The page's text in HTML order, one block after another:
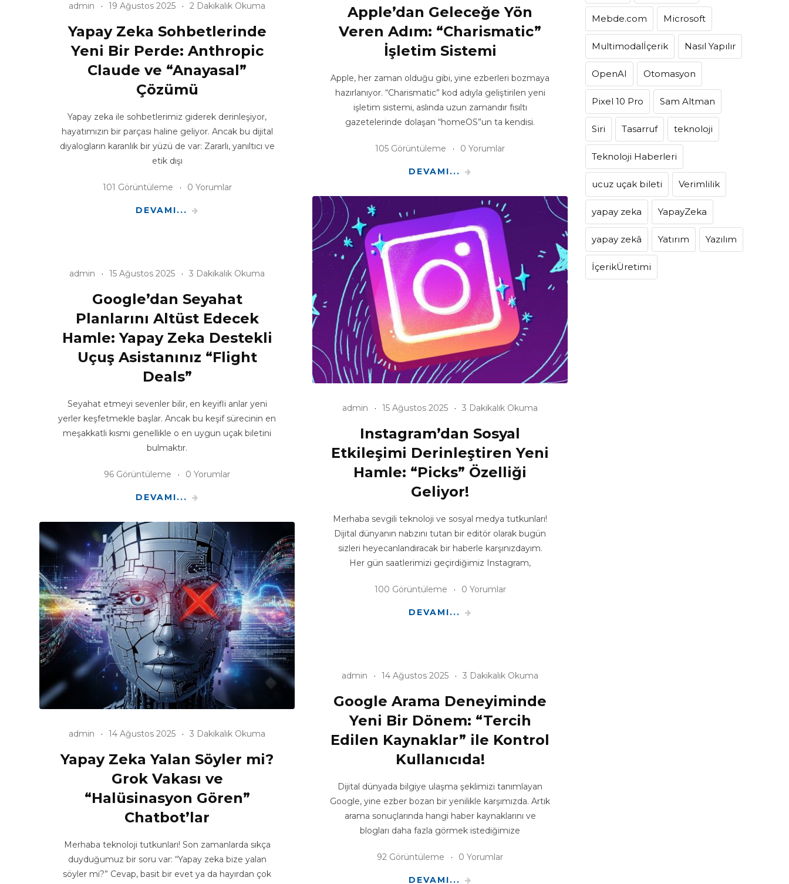
Apple’dan Geleceğe Yön
Veren Adım: “Charismatic”
İşletim Sistemi
Apple, her zaman olduğu gibi, yine ezberleri bozmaya
hazırlanıyor. “Charismatic” kod adıyla geliştirilen yeni
işletim sistemi, aslında uzun zamandır fısıltı
gazetelerinde dolaşan “homeOS”un ta kendisi.
105 Görüntüleme 0 Yorumlar
DEVAMI...
admin 19 Ağustos 2025 2 Dakikalık Okuma
Yapay Zeka Sohbetlerinde
Yeni Bir Perde: Anthropic
Claude ve “Anayasal”
Çözümü
Yapay zeka ile sohbetlerimiz giderek derinleşiyor,
hayatımızın bir parçası haline geliyor. Ancak bu dijital
diyalogların karanlık bir yüzü de var: Zararlı, yanıltıcı ve
etik dışı
101 Görüntüleme 0 Yorumlar
DEVAMI...
admin 15 Ağustos 2025 3 Dakikalık Okuma
Instagram’dan Sosyal
Etkileşimi Derinleştiren Yeni
Hamle: “Picks” Özelliği
Geliyor!
Merhaba sevgili teknoloji ve sosyal medya tutkunları!
Dijital dünyanın nabzını tutan bir editör olarak bugün
sizleri heyecanlandıracak bir haberle karşınızdayım.
Her gün saatlerimizi geçirdiğimiz Instagram,
100 Görüntüleme 0 Yorumlar
DEVAMI...
admin 15 Ağustos 2025 3 Dakikalık Okuma
Google’dan Seyahat
Planlarını Altüst Edecek
Hamle: Yapay Zeka Destekli
Uçuş Asistanınız “Flight
Deals”
Seyahat etmeyi sevenler bilir, en keyifli anlar yeni
yerler keşfetmekle başlar. Ancak bu keşif sürecinin en
meşakkatli kısmı genellikle o en uygun uçak biletini
bulmaktır.
96 Görüntüleme 0 Yorumlar
DEVAMI...
admin 14 Ağustos 2025 3 Dakikalık Okuma
Yapay Zeka Yalan Söyler mi?
Grok Vakası ve
“Halüsinasyon Gören”
Chatbot’lar
Merhaba teknoloji tutkunları! Son zamanlarda sıkça
duyduğumuz bir soru var: “Yapay zeka bize yalan
söyler mi?” Cevap, basit bir evet ya da hayırdan çok
admin 14 Ağustos 2025 3 Dakikalık Okuma
Google Arama Deneyiminde
Yeni Bir Dönem: “Tercih
Edilen Kaynaklar” ile Kontrol
Kullanıcıda!
Dijital dünyada bilgiye ulaşma şeklimizi tanımlayan
Google, yine ezber bozan bir yenilikle karşımızda. Artık
arama sonuçlarında hangi haber kaynaklarını ve
blogları daha fazla görmek istediğimize
92 Görüntüleme 0 Yorumlar
DEVAMI...
Mebde.com Microsoft
Multimodalİçerik Nasıl Yapılır
OpenAI Otomasyon
Pixel 10 Pro Sam Altman
Siri Tasarruf teknoloji
Teknoloji Haberleri
ucuz uçak bileti Verimlilik
yapay zeka YapayZeka
yapay zekâ Yatırım Yazılım
İçerikÜretimi